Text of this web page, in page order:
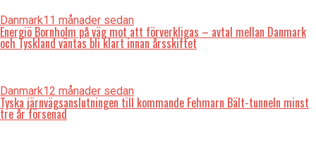
Danmark11 månader sedan
Energiö Bornholm på väg mot att förverkligas – avtal mellan Danmark
och Tyskland väntas bli klart innan årsskiftet
Danmark12 månader sedan
Tyska järnvägsanslutningen till kommande Fehmarn Bält-tunneln minst
tre år försenad